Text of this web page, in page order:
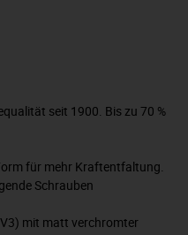
seit 1900. Bis zu 70 %
für mehr Kraftentfaltung.
Schrauben
mit matt verchromter